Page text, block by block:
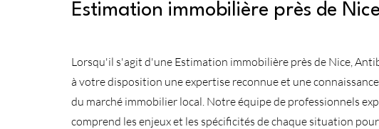
Estimation immobilière près de Nice
Lorsqu'il s'agit d'une Estimation immobilière près de Nice,
à votre disposition une expertise reconnue et une
du marché immobilier local. Notre équipe de professionnels
comprend les enjeux et les spécificités de chaque situation